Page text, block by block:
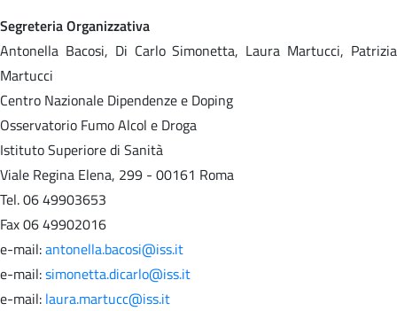
Segreteria Organizzativa
Antonella Bacosi, Di Carlo Simonetta, Laura Martucci, Patrizia
Martucci
Centro Nazionale Dipendenze e Doping
Osservatorio Fumo Alcol e Droga
Istituto Superiore di Sanità
Viale Regina Elena, 299 - 00161 Roma
Tel. 06 49903653
Fax 06 49902016
e-mail:antonella.bacosi@iss.it
e-mail:simonetta.dicarlo@iss.it
e-mail: laura.martucc@iss.it